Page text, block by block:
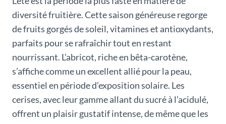
diversité fruitière. Cette saison généreuse regorge
de fruits gorgés de soleil, vitamines et antioxydants,
parfaits pour se rafraîchir tout en restant
nourrissant. L’abricot, riche en bêta-carotène,
s’affiche comme un excellent allié pour la peau,
essentiel en période d’exposition solaire. Les
cerises, avec leur gamme allant du sucré à l’acidulé,
offrent un plaisir gustatif intense, de même que les